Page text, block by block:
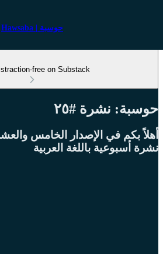
Hawsaba | حوسبة
free on Substack
حوسبة: نشرة #٢٥
أهلاً بكم في الإصدار الخامس
نشرة أسبوعية باللغة العربية